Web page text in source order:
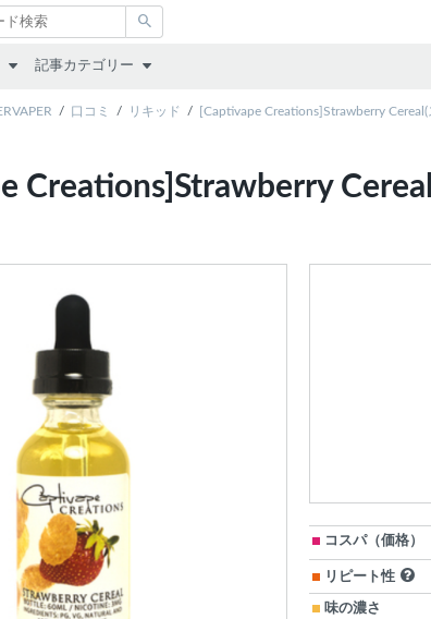
記事カテゴリー
その他
リキッド
MOD
アトマイザー
コラム
POD
ショップ情報
口コミ リキッド [Captivape Creations]Strawberry
Creations]Strawberry
コスパ（価格）
リピート性
味の濃さ